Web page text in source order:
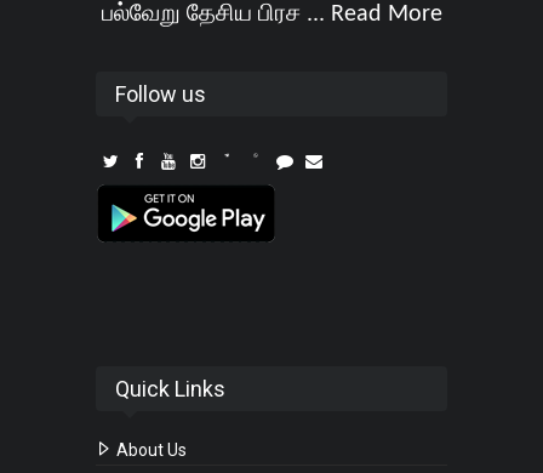
பல்வேறு தேசிய பிரச ... Read More
Follow us
Quick Links
About Us